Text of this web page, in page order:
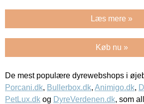
Læs mere »
Køb nu »
De mest populære dyrewebshops i
Porcani.dk, Bullerbox.dk, Animigo.dk,
PetLux.dk og DyreVerdenen.dk, som